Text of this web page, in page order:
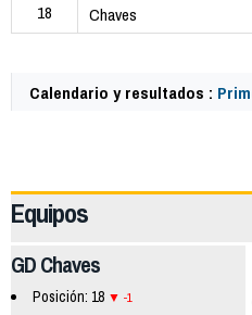
18
Chaves
Calendario y resultados :
Equipos
GD Chaves
Posición: 18 -1